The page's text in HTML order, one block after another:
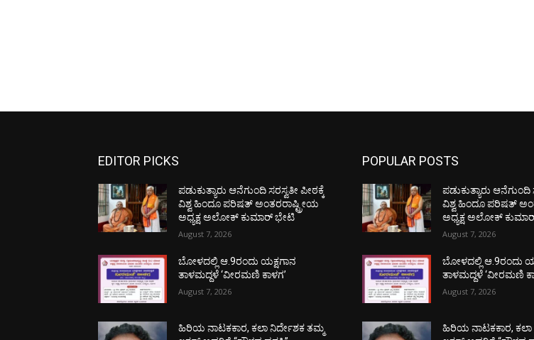
EDITOR PICKS
ಪಡುಕುತ್ಯಾರು ಆನೆಗುಂದಿ ಸರಸ್ವತೀ ಪೀಠಕ್ಕೆ
ವಿಶ್ವ ಹಿಂದೂ ಪರಿಷತ್ ಅಂತರರಾಷ್ಟ್ರೀಯ
ಅಧ್ಯಕ್ಷ ಅಲೋಕ್ ಕುಮಾರ್ ಭೇಟಿ
August 7, 2026
ಬೋಳದಲ್ಲಿ ಆ.9ರಂದು ಯಕ್ಷಗಾನ
ತಾಳಮದ್ದಳೆ ‘ವೀರಮಣಿ ಕಾಳಗ’
August 7, 2026
ಹಿರಿಯ ನಾಟಕಕಾರ, ಕಲಾ ನಿರ್ದೇಶಕ ತಮ್ಮ
POPULAR POSTS
ಪಡುಕುತ್ಯಾರು ಆನೆಗುಂದಿ
ವಿಶ್ವ ಹಿಂದೂ ಪರಿಷತ್
ಅಧ್ಯಕ್ಷ ಅಲೋಕ್
August 7, 2026
ಬೋಳದಲ್ಲಿ ಆ.9ರಂದು
ತಾಳಮದ್ದಳೆ ‘ವೀರಮಣಿ
August 7, 2026
ಹಿರಿಯ ನಾಟಕಕಾರ, ಕಲಾ